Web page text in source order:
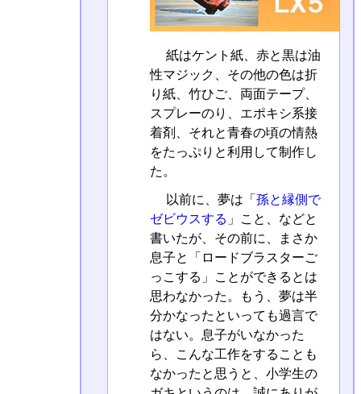
紙はケント紙、赤と黒は油
性マジック、その他の色は折
り紙、竹ひご、両面テープ、
スプレーのり、エポキシ系接
着剤、それと青春の頃の情熱
をたっぷりと利用して制作し
た。
以前に、夢は「 孫と縁側で
ゼビウスする 」こと、などと
書いたが、その前に、まさか
息子と「ロードブラスターご
っこする」ことができるとは
思わなかった。もう、夢は半
分かなったといっても過言で
はない。息子がいなかった
ら、こんな工作をすることも
なかったと思うと、小学生の